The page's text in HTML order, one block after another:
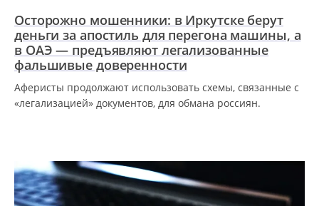
Осторожно мошенники: в Иркутске берут
деньги за апостиль для перегона машины, а
в ОАЭ — предъявляют легализованные
фальшивые доверенности
Аферисты продолжают использовать схемы, связанные с
«легализацией» документов, для обмана россиян.